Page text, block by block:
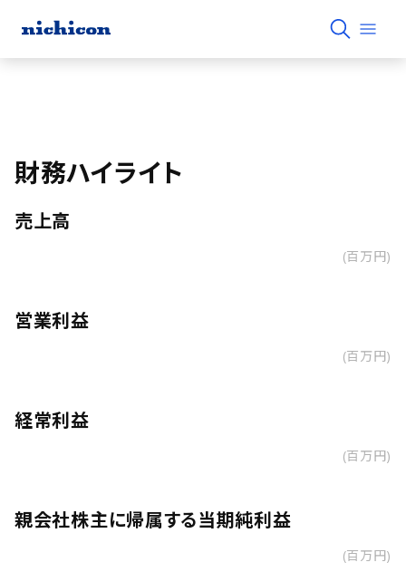
財務ハイライト
売上高
(百万円)
営業利益
(百万円)
経常利益
(百万円)
親会社株主に帰属する当期純利益
(百万円)